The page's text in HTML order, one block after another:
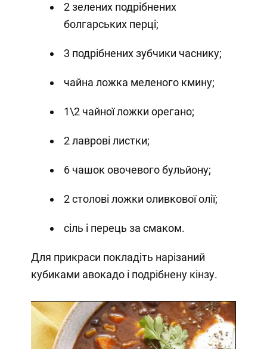
2 зелених подрібнених
болгарських перці;
3 подрібнених зубчики часнику;
чайна ложка меленого кмину;
1\2 чайної ложки орегано;
2 лаврові листки;
6 чашок овочевого бульйону;
2 столові ложки оливкової олії;
сіль і перець за смаком.
Для прикраси покладіть нарізаний
кубиками авокадо і подрібнену кінзу.